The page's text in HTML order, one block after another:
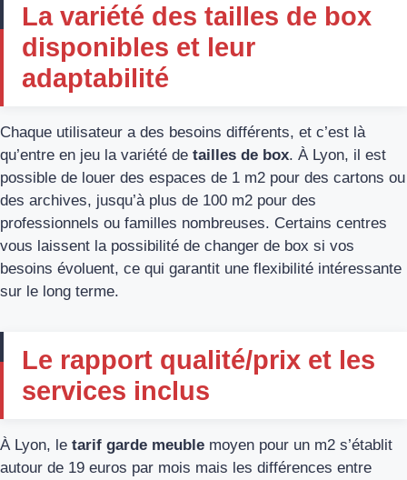
La variété des tailles de box
disponibles et leur
adaptabilité
Chaque utilisateur a des besoins différents, et c’est là
qu’entre en jeu la variété de tailles de box. À Lyon, il est
possible de louer des espaces de 1 m2 pour des cartons ou
des archives, jusqu’à plus de 100 m2 pour des
professionnels ou familles nombreuses. Certains centres
vous laissent la possibilité de changer de box si vos
besoins évoluent, ce qui garantit une flexibilité intéressante
sur le long terme.
Le rapport qualité/prix et les
services inclus
À Lyon, le tarif garde meuble moyen pour un m2 s’établit
autour de 19 euros par mois mais les différences entre